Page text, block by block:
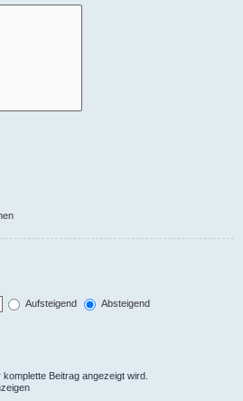
Aufsteigend
Absteigend
Beitrag angezeigt wird.